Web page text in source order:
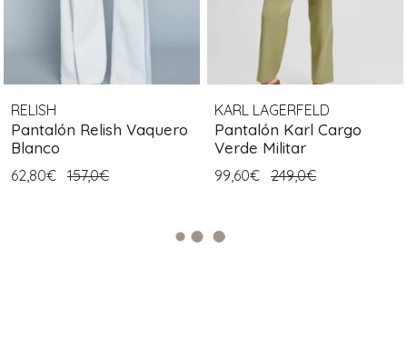
RELISH
Pantalón Relish Vaquero
Blanco
62,80€ 157,0€
KARL LAGERFELD
Pantalón Karl Cargo
Verde Militar
99,60€ 249,0€